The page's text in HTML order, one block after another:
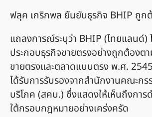
ฟลุค เกริกพล ยืนยันธุรกิจ BHIP ถูก
แถลงการณ์ระบุว่า BHIP (ไทยแลนด์)
ประกอบธุรกิจขายตรงอย่างถูกต้อง
ขายตรงและตลาดแบบตรง พ.ศ.
ได้รับการรับรองจากสำนักงานคณะก
บริโภค (สคบ.) ซึ่งแสดงให้เห็นถึงการ
ใต้กรอบกฎหมายอย่างเคร่งครัด